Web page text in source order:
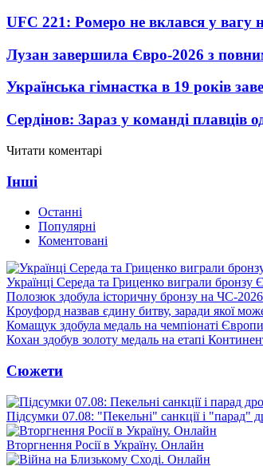
UFC 221: Ромеро не вклався у вагу
Лузан завершила Євро-2026 з
Українська гімнастка в 19 років
Сердінов: Зараз у команді плавців
Читати коментарі
Інші
Останні
Популярні
Коментовані
Українці Середа та Гриценко виграли бронзу
Полозюк здобула історичну бронзу на ЧС-
Кроуфорд назвав єдину битву, заради якої
Комащук здобула медаль на чемпіонаті Європи
Кохан здобув золоту медаль на етапі
Сюжети
Підсумки 07.08: "Пекельні" санкції і "парад"
Вторгнення Росії в Україну. Онлайн